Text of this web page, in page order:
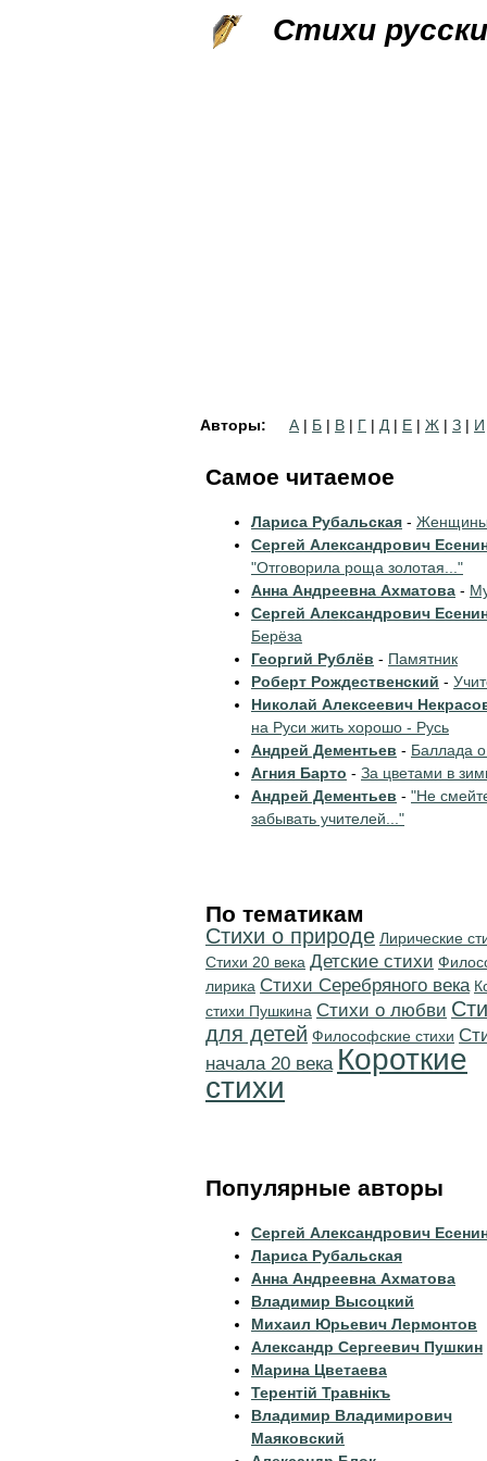
Стихи
Авторы: А | Б | В | Г | Д | Е | Ж | З | И
Самое читаемое
Лариса Рубальская - Женщины
Сергей Александрович
"Отговорила роща золотая..."
Анна Андреевна Ахматова -
Сергей Александрович
Берёза
Георгий Рублёв - Памятник
Роберт Рождественский -
Николай Алексеевич
на Руси жить хорошо - Русь
Андрей Дементьев - Баллада
Агния Барто - За цветами в
Андрей Дементьев - "Не
забывать учителей..."
По тематикам
Стихи о природе Лирические
Стихи 20 века Детские стихи
лирика Cтихи Серебряного века
стихи Пушкина Стихи о любви
для детей Философские стихи
начала 20 века Короткие
стихи
Популярные авторы
Сергей Александрович
Лариса Рубальская
Анна Андреевна Ахматова
Владимир Высоцкий
Михаил Юрьевич Лермонтов
Александр Сергеевич Пушкин
Марина Цветаева
Терентiй Травнiкъ
Владимир Владимирович
Маяковский